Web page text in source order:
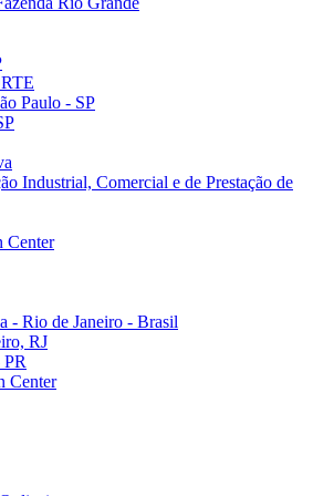
Paulo - SP
Industrial, Comercial e de Prestação de
Center
- Rio de Janeiro - Brasil
RJ
Center